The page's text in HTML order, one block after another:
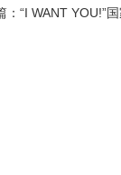
： “I WANT YOU!”